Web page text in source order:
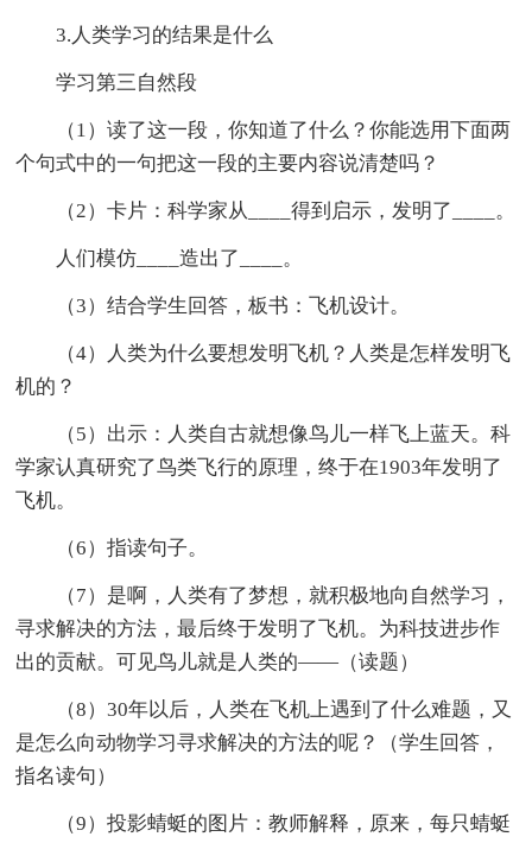
3.人类学习的结果是什么
学习第三自然段
（1）读了这一段，你知道了什么？你能选用下面两
个句式中的一句把这一段的主要内容说清楚吗？
（2）卡片：科学家从____得到启示，发明了____。
人们模仿____造出了____。
（3）结合学生回答，板书：飞机设计。
（4）人类为什么要想发明飞机？人类是怎样发明飞
机的？
（5）出示：人类自古就想像鸟儿一样飞上蓝天。科
学家认真研究了鸟类飞行的原理，终于在1903年发明了
飞机。
（6）指读句子。
（7）是啊，人类有了梦想，就积极地向自然学习，
寻求解决的方法，最后终于发明了飞机。为科技进步作
出的贡献。可见鸟儿就是人类的——（读题）
（8）30年以后，人类在飞机上遇到了什么难题，又
是怎么向动物学习寻求解决的方法的呢？（学生回答，
指名读句）
（9）投影蜻蜓的图片：教师解释，原来，每只蜻蜓